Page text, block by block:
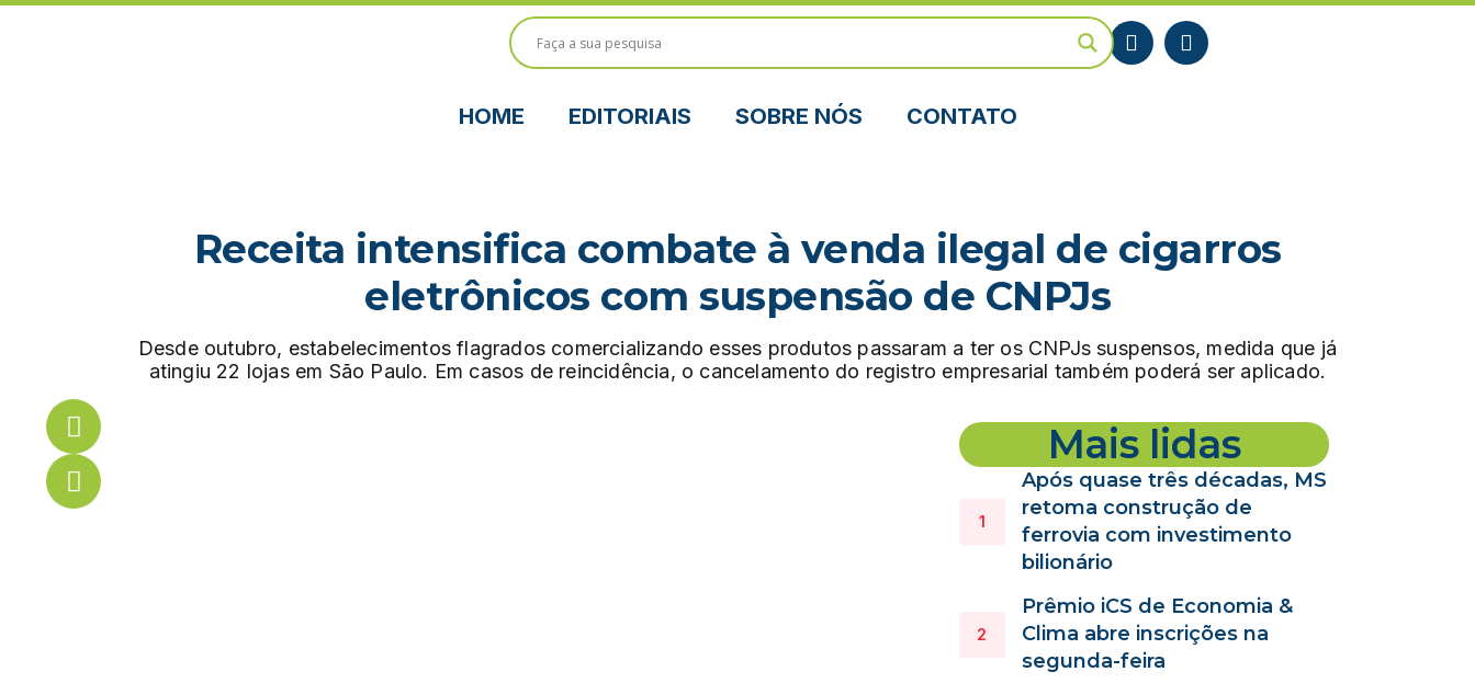
HOME EDITORIAIS SOBRE NÓS CONTATO
Receita intensifica combate à venda ilegal de cigarros
eletrônicos com suspensão de CNPJs
Desde outubro, estabelecimentos flagrados comercializando esses produtos passaram a ter os CNPJs suspensos, medida que já
atingiu 22 lojas em São Paulo. Em casos de reincidência, o cancelamento do registro empresarial também poderá ser aplicado.
Mais lidas
Após quase três décadas, MS
retoma construção de
ferrovia com investimento
bilionário
Prêmio iCS de Economia &
Clima abre inscrições na
segunda-feira